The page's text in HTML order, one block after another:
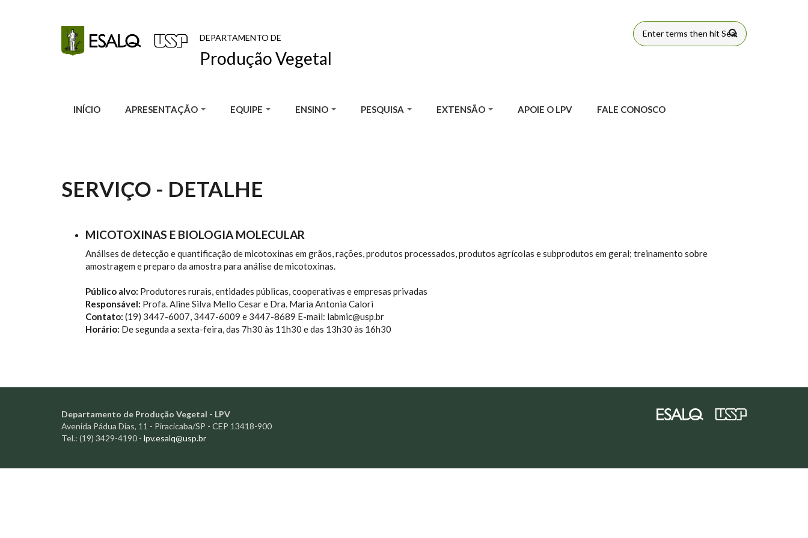
DEPARTAMENTO DE
Produção Vegetal
FORMULÁRIO
INÍCIO APRESENTAÇÃO EQUIPE ENSINO PESQUISA EXTENSÃO APOIE O LPV FALE CONOSCO
SERVIÇO - DETALHE
MICOTOXINAS E BIOLOGIA MOLECULAR
Análises de detecção e quantificação de micotoxinas em grãos, rações, produtos processados, produtos agrícolas e subprodutos em geral; treinamento sobre
amostragem e preparo da amostra para análise de micotoxinas.
Público alvo: Produtores rurais, entidades públicas, cooperativas e empresas privadas
Responsável: Profa. Aline Silva Mello Cesar e Dra. Maria Antonia Calori
Contato: (19) 3447-6007, 3447-6009 e 3447-8689 E-mail: labmic@usp.br
Horário: De segunda a sexta-feira, das 7h30 às 11h30 e das 13h30 às 16h30
Departamento de Produção Vegetal - LPV
Avenida Pádua Dias, 11 - Piracicaba/SP - CEP 13418-900
Tel.: (19) 3429-4190 - lpv.esalq@usp.br